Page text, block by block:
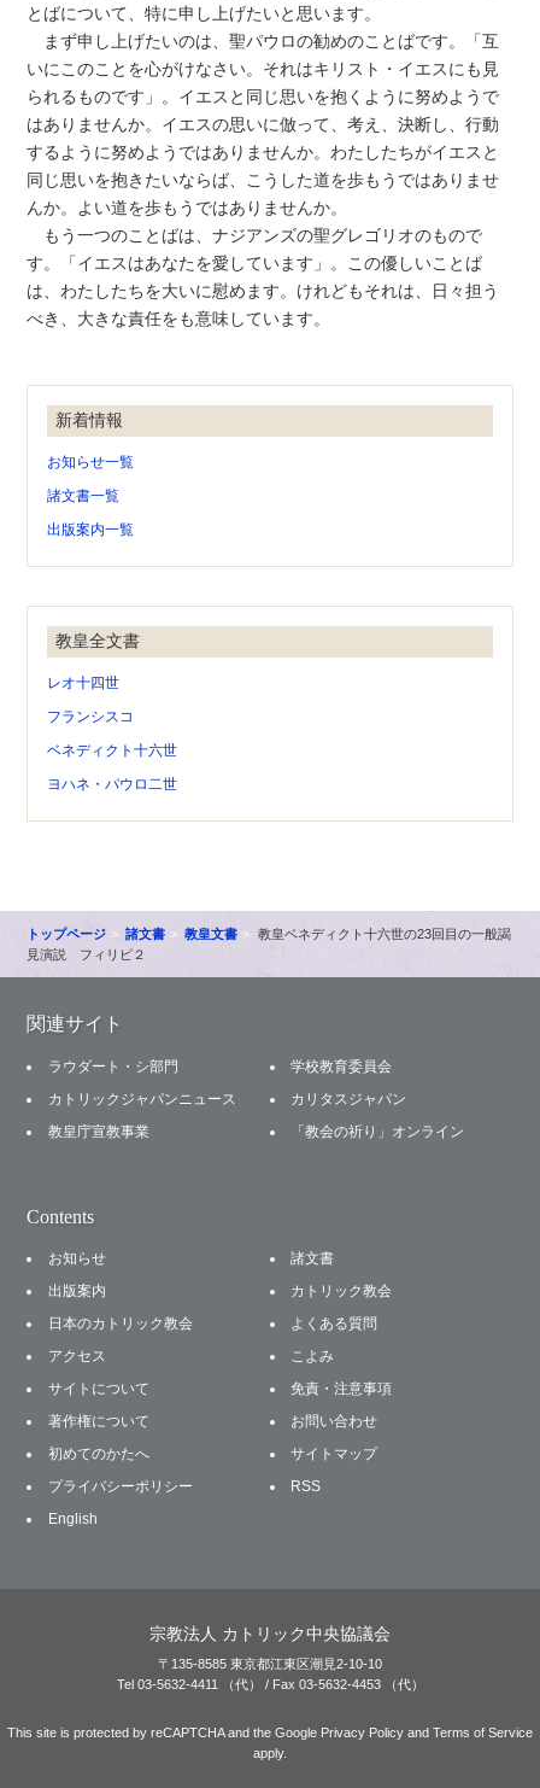
とばについて、特に申し上げたいと思います。
まず申し上げたいのは、聖パウロの勧めのことばです。「互
いにこのことを心がけなさい。それはキリスト・イエスにも見
られるものです」。イエスと同じ思いを抱くように努めようで
はありませんか。イエスの思いに倣って、考え、決断し、行動
するように努めようではありませんか。わたしたちがイエスと
同じ思いを抱きたいならば、こうした道を歩もうではありませ
んか。よい道を歩もうではありませんか。
もう一つのことばは、ナジアンズの聖グレゴリオのもので
す。「イエスはあなたを愛しています」。この優しいことば
は、わたしたちを大いに慰めます。けれどもそれは、日々担う
べき、大きな責任をも意味しています。
新着情報
お知らせ一覧
諸文書一覧
出版案内一覧
教皇全文書
レオ十四世
フランシスコ
ベネディクト十六世
ヨハネ・パウロ二世
トップページ 諸文書 教皇文書
教皇ベネディクト十六世の23回目の一般謁
見演説 フィリピ２
関連サイト
ラウダート・シ部門
学校教育委員会
カトリックジャパンニュース
カリタスジャパン
教皇庁宣教事業
「教会の祈り」オンライン
Contents
お知らせ
諸文書
出版案内
カトリック教会
日本のカトリック教会
よくある質問
アクセス
こよみ
サイトについて
免責・注意事項
著作権について
お問い合わせ
初めてのかたへ
サイトマップ
プライバシーポリシー
RSS
English
宗教法人 カトリック中央協議会
〒135-8585 東京都江東区潮見2-10-10
Tel 03-5632-4411 （代） / Fax 03-5632-4453 （代）
This site is protected by reCAPTCHA and the Google Privacy Policy and Terms of Service
apply.